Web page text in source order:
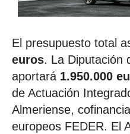
El presupuesto total
euros. La Diputación
aportará 1.950.000
de Actuación
Almeriense,
europeos FEDER. El